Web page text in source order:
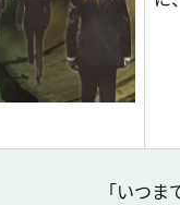
「いつ